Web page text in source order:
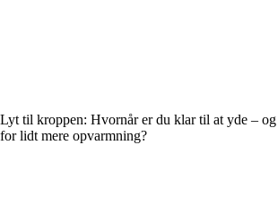
Lyt til kroppen: Hvornår er du klar til at yde –
for lidt mere opvarmning?